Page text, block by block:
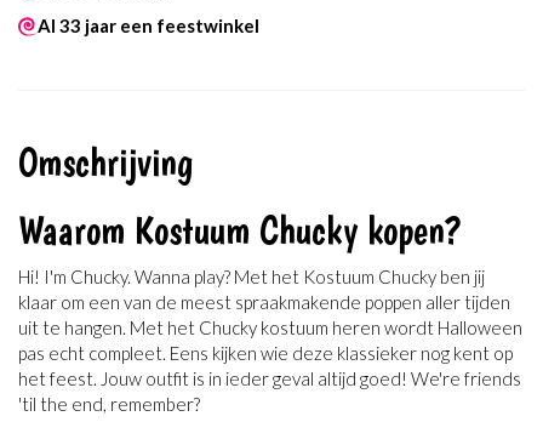
Al 33 jaar een feestwinkel
Omschrijving
Waarom Kostuum Chucky kopen?
Hi! I'm Chucky. Wanna play? Met het Kostuum Chucky ben jij
klaar om een van de meest spraakmakende poppen aller tijden
uit te hangen. Met het Chucky kostuum heren wordt Halloween
pas echt compleet. Eens kijken wie deze klassieker nog kent op
het feest. Jouw outfit is in ieder geval altijd goed! We're friends
'til the end, remember?